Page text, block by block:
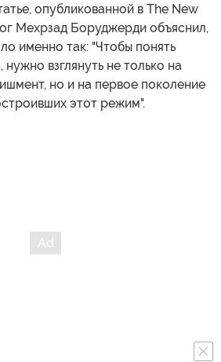
опубликованной в The New
Мехрзад Боруджерди объяснил,
именно так: "Чтобы понять
взглянуть не только на
но и на первое поколение
этот режим".